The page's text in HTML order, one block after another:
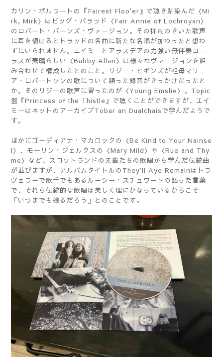
カリン・ポルワートの『Fairest Floo'er』で聴き馴染んだ〈Mi
rk, Mirk〉はビッグ・バラッド〈Fair Annie of Lochroyan〉
のロバート・バーンズ・ヴァージョン。その抑制のきいた歌声
に耳を傾けるとトラッドの名曲に新たな名唱が加わったと想わ
ずにいられません。エイミーとアラスデアの力強い無伴奏コー
ラスが素晴らしい〈Babby Allan〉は様々なヴァージョンを組
み合わせて構成したとのこと。リジー・ヒギンズが祖母マリ
ア・ロバートソンの歌について語った録音がきっかけだったと
か。そのリジーの歌声に習ったのが〈Young Emslie〉。Topic
盤『Princess of the Thistle』で聴くことができますが、エイ
ミーはネットのアーカイブTobar an Dualchaisで学んだようで
す。
ほかにゴーディアナ・マカロックの〈Be Kind to Your Nainse
l〉、モーリン・ジェルクスの〈Mary Mild〉や〈Rue and Thy
me〉など、スコットランドの先輩たちの歌唱から学んだ伝統曲
が並びますが、アルバムタイトルのThey'll Aye Remainはトラ
ヴェラーで歌手でもあるルーシー・スチュワートの語った言葉
で、それら伝統的な歌唱は美しく理にかなっているからこそ
「いつまでも残るだろう」とのことです。